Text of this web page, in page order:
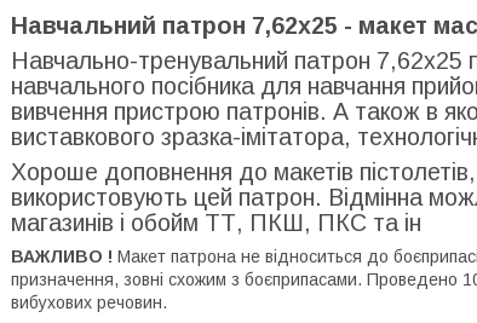
Навчальний патрон 7,62х25 - макет
Навчально-тренувальний патрон 7,62х25
навчального посібника для навчання
вивчення пристрою патронів. А також в
виставкового зразка-імітатора,
Хороше доповнення до макетів пістолетів,
використовують цей патрон. Відмінна
магазинів і обойм ТТ, ПКШ, ПКС та ін
ВАЖЛИВО ! Макет патрона не відноситься до
призначення, зовні схожим з боєприпасами. Проведено
вибухових речовин.